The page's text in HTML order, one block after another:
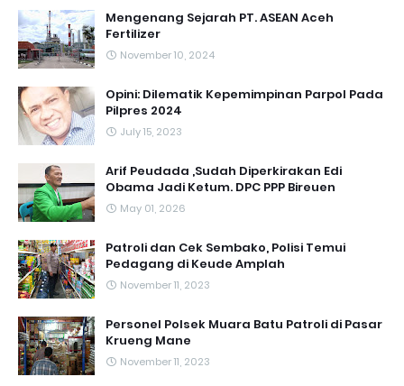
Mengenang Sejarah PT. ASEAN Aceh
Fertilizer
November 10, 2024
Opini: Dilematik Kepemimpinan Parpol Pada
Pilpres 2024
July 15, 2023
Arif Peudada ,Sudah Diperkirakan Edi
Obama Jadi Ketum. DPC PPP Bireuen
May 01, 2026
Patroli dan Cek Sembako, Polisi Temui
Pedagang di Keude Amplah
November 11, 2023
Personel Polsek Muara Batu Patroli di Pasar
Krueng Mane
November 11, 2023